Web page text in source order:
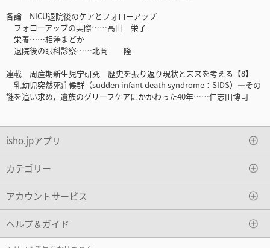
各論 NICU退院後のケアとフォローアップ
フォローアップの実際……高田 栄子
栄養……相澤まどか
退院後の眼科診察……北岡 隆
連載 周産期新生児学研究―歴史を振り返り現状と未来を考える【8】
乳幼児突然死症候群（sudden infant death syndrome：SIDS）―その
謎を追い求め，遺族のグリーフケアにかかわった40年……仁志田博司
isho.jpアプリ
カテゴリー
アカウントサービス
ヘルプ＆ガイド